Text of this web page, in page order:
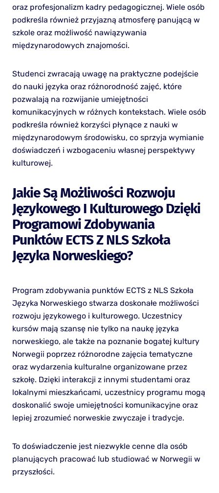
oraz profesjonalizm kadry pedagogicznej. Wiele osób
podkreśla również przyjazną atmosferę panującą w
szkole oraz możliwość nawiązywania
międzynarodowych znajomości.
Studenci zwracają uwagę na praktyczne podejście
do nauki języka oraz różnorodność zajęć, które
pozwalają na rozwijanie umiejętności
komunikacyjnych w różnych kontekstach. Wiele osób
podkreśla również korzyści płynące z nauki w
międzynarodowym środowisku, co sprzyja wymianie
doświadczeń i wzbogaceniu własnej perspektywy
kulturowej.
Jakie Są Możliwości Rozwoju
Językowego I Kulturowego Dzięki
Programowi Zdobywania
Punktów ECTS Z NLS Szkoła
Języka Norweskiego?
Program zdobywania punktów ECTS z NLS Szkoła
Języka Norweskiego stwarza doskonałe możliwości
rozwoju językowego i kulturowego. Uczestnicy
kursów mają szansę nie tylko na naukę języka
norweskiego, ale także na poznanie bogatej kultury
Norwegii poprzez różnorodne zajęcia tematyczne
oraz wydarzenia kulturalne organizowane przez
szkołę. Dzięki interakcji z innymi studentami oraz
lokalnymi mieszkańcami, uczestnicy programu mogą
doskonalić swoje umiejętności komunikacyjne oraz
lepiej zrozumieć norweskie zwyczaje i tradycje.
To doświadczenie jest niezwykle cenne dla osób
planujących pracować lub studiować w Norwegii w
przyszłości.